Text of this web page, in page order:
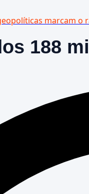
marcam o
188